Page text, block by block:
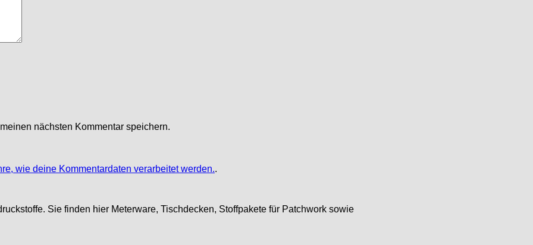
nächsten Kommentar speichern.
wie deine Kommentardaten verarbeitet werden..
Sie finden hier Meterware, Tischdecken, Stoffpakete für Patchwork sowie